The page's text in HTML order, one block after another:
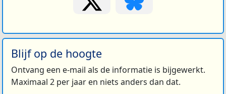
Blijf op de hoogte
Ontvang een e-mail als de informatie is bijgewerkt.
Maximaal 2 per jaar en niets anders dan dat.